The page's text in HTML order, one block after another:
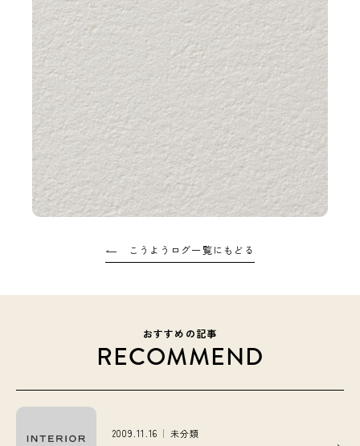
こうようログ一覧にもどる
おすすめの記事
RECOMMEND
2009.11.16 未分類